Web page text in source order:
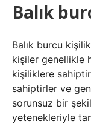
Balık
Balık burcu
kişiler genellikle
kişiliklere
sahiptirler ve
sorunsuz bir
yetenekleriyle